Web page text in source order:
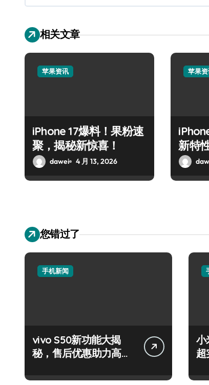
相关文章
苹果资讯
iPhone 17爆料！果粉速
聚，揭秘新惊喜！
dawei 4 月 13, 2026
苹果
新特
您错过了
手机新闻
vivo S50新功能大揭
秘，售后优惠助力高效
小
超